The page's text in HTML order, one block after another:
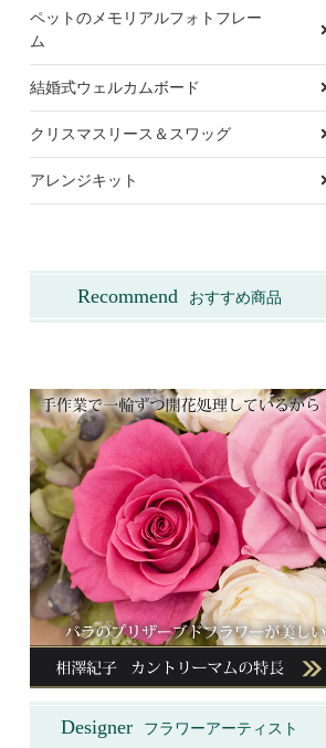
ペットのメモリアルフォトフレー
ム
結婚式ウェルカムボード
クリスマスリース＆スワッグ
アレンジキット
Recommend おすすめ商品
Designer フラワーアーティスト